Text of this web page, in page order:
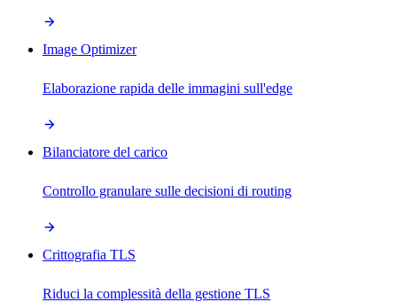
Image Optimizer
Elaborazione rapida delle immagini sull'edge
Bilanciatore del carico
Controllo granulare sulle decisioni di routing
Crittografia TLS
Riduci la complessità della gestione TLS